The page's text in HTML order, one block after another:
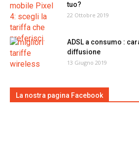
tuo?
22 Ottobre 2019
ADSL a consumo :
diffusione
13 Giugno 2019
La nostra pagina Facebook